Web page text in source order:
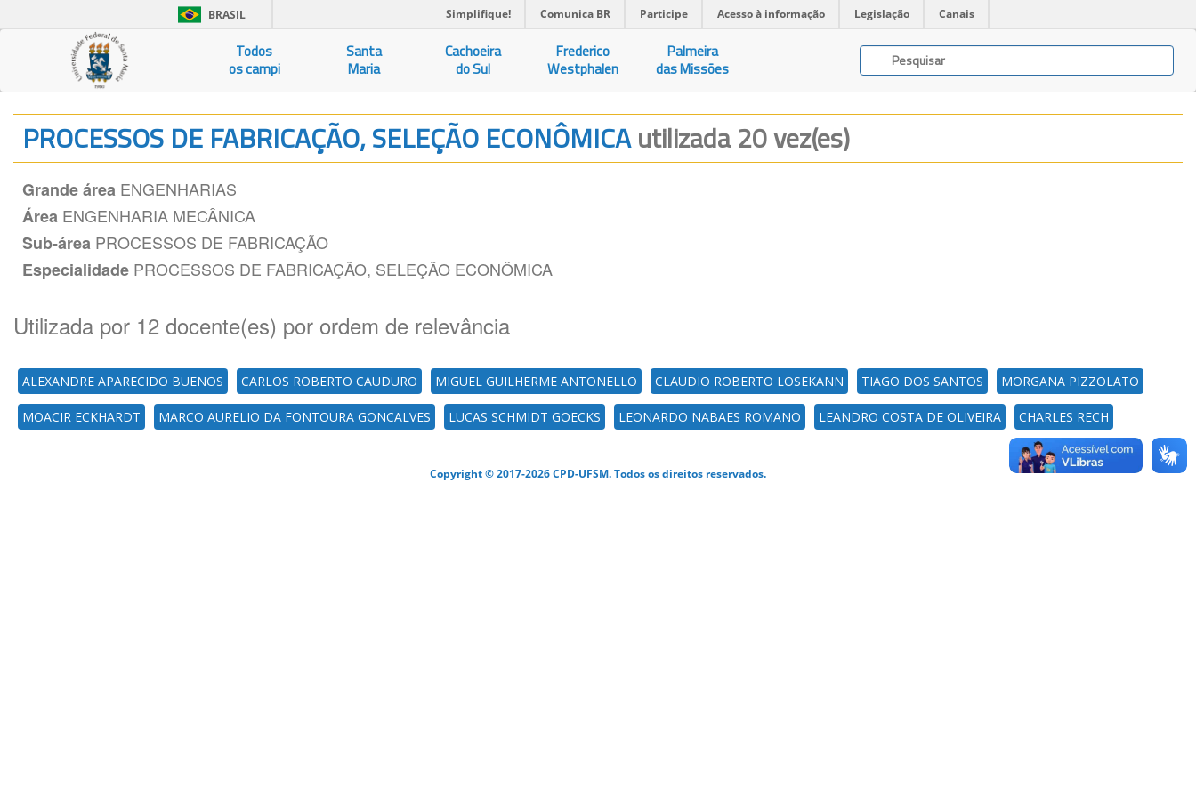
BRASIL Simplifique! Comunica BR Participe Acesso à informação Legislação Canais
Todos
os campi
Santa
Maria
Cachoeira
do Sul
Frederico
Westphalen
Palmeira
das Missões
PROCESSOS DE FABRICAÇÃO, SELEÇÃO ECONÔMICAutilizada 20 vez(es)
Grande área ENGENHARIAS
Área ENGENHARIA MECÂNICA
Sub-área PROCESSOS DE FABRICAÇÃO
Especialidade PROCESSOS DE FABRICAÇÃO, SELEÇÃO ECONÔMICA
Utilizada por 12 docente(es) por ordem de relevância
ALEXANDRE APARECIDO BUENOS CARLOS ROBERTO CAUDURO MIGUEL GUILHERME ANTONELLO CLAUDIO ROBERTO LOSEKANN TIAGO DOS SANTOS MORGANA PIZZOLATO
MOACIR ECKHARDT MARCO AURELIO DA FONTOURA GONCALVES LUCAS SCHMIDT GOECKS LEONARDO NABAES ROMANO LEANDRO COSTA DE OLIVEIRA CHARLES RECH
Copyright © 2017-2026 CPD-UFSM. Todos os direitos reservados.